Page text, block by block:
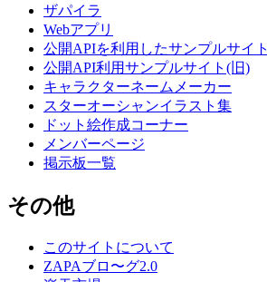
ザパイラ
Webアプリ
公開APIを利用したサンプルサイト
公開API利用サンプルサイト(旧)
キャラクターネームメーカー
スターオーシャンイラスト集
ドット絵作成コーナー
メンバーページ
掲示板一覧
その他
このサイトについて
ZAPAブロ〜グ2.0